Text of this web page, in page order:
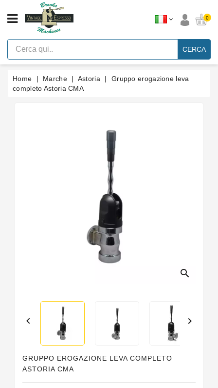
CATEGORIA
Macchine
Per
Caffè
Espresso
Leva
Vintage
0
CERCA
Home Marche Astoria
Gruppo erogazione leva
completo Astoria CMA
search
 
GRUPPO EROGAZIONE LEVA COMPLETO
ASTORIA CMA